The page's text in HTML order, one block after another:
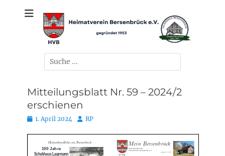
Heimatverein
Bersenbrück e.V.
gegründet 1953
Suchen
nach:
Mitteilungsblatt Nr. 59 – 2024/2
erschienen
Posted
1. April 2024 Autor
RP